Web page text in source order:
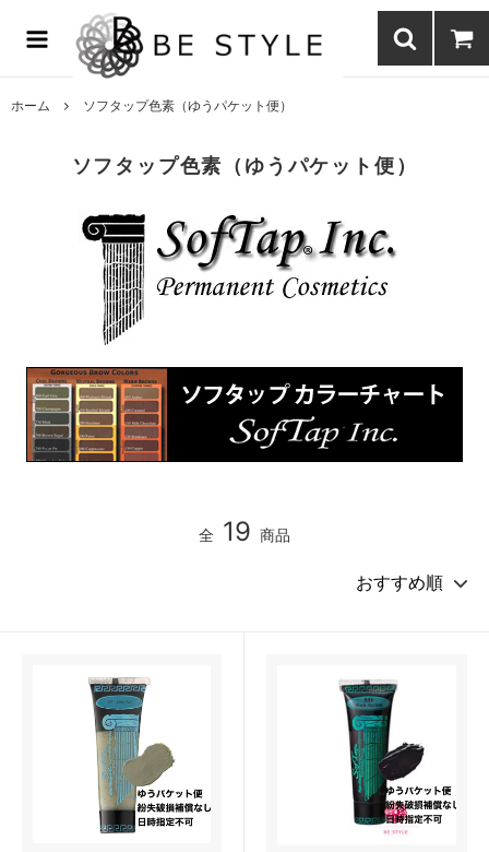
まつげエクステ商材の通販・まつげパーマ・ボディジュエリーなどまつ
げ商材・美容商材の通販｜BE STYLE beauty shop
ホーム ソフタップ色素（ゆうパケット便）
ソフタップ色素（ゆうパケット便）
全 19 商品